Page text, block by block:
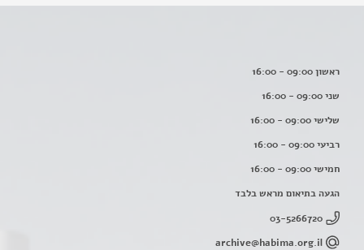
ראשון 09:00 - 16:00
שני 09:00 - 16:00
שלישי 09:00 - 16:00
רביעי 09:00 - 16:00
חמישי 09:00 - 16:00
הגעה בתיאום מראש בלבד
03-5266720
archive@habima.org.il